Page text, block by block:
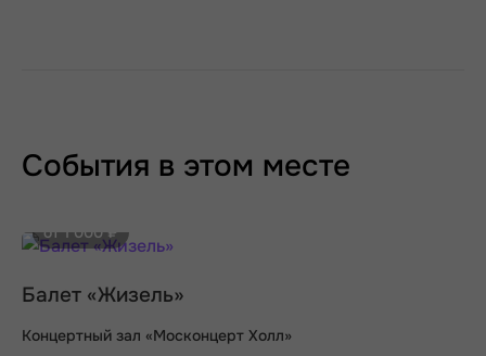
События в этом месте
от 1 000 ₽
Балет «Жизель»
Концертный зал «Москонцерт Холл»